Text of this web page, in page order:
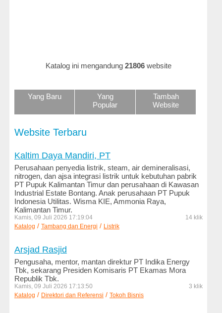
dan
Keluarga
Hidup
dan
Kencan
Kesehatan
dan
Kecantikan
Komputer
Internet
Konstruksi
dan
Engineering
Katalog ini mengandung 21806website
Yang Baru
Yang
Popular
Tambah
Website
Website Terbaru
Kaltim Daya Mandiri, PT
Perusahaan penyedia listrik, steam, air demineralisasi,
nitrogen, dan ajsa integrasi listrik untuk kebutuhan pabrik
PT Pupuk Kalimantan Timur dan perusahaan di Kawasan
Industrial Estate Bontang. Anak perusahaan PT Pupuk
Indonesia Utilitas. Wisma KIE, Ammonia Raya,
Kalimantan Timur.
Kamis, 09 Juli 2026 17:19:04
14 klik
Katalog / Tambang dan Energi / Listrik
Arsjad Rasjid
Pengusaha, mentor, mantan direktur PT Indika Energy
Tbk, sekarang Presiden Komisaris PT Ekamas Mora
Republik Tbk.
Kamis, 09 Juli 2026 17:13:50
3 klik
Katalog / Direktori dan Referensi / Tokoh Bisnis